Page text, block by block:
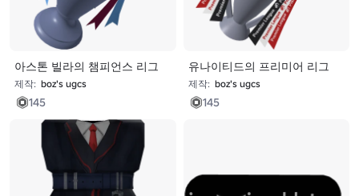
아스톤 빌라의 챔피언스 리그
제작: boz's ugcs
145
유나이티드의 프리미어 리그
제작: boz's ugcs
145